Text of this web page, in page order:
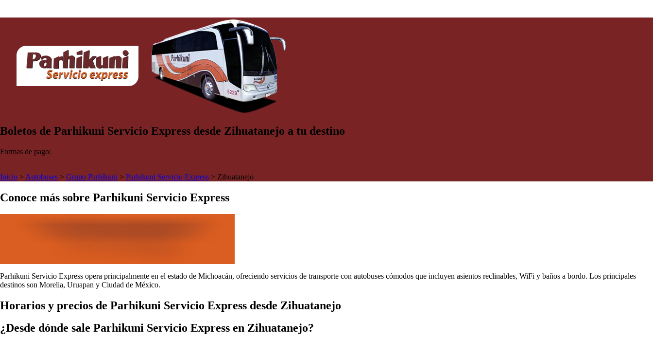
Boletos de Parhikuni Servicio Express desde Zihuatanejo a tu destino
Formas de pago:
Inicio > Autobuses > Grupo Parhíkuni > Parhikuni Servicio Express > Zihuatanejo
Conoce más sobre Parhikuni Servicio Express
Parhikuni Servicio Express opera principalmente en el estado de Michoacán, ofreciendo servicios de transporte con autobuses cómodos que incluyen asientos reclinables, WiFi y baños a bordo. Los principales
destinos son Morelia, Uruapan y Ciudad de México.
Horarios y precios de Parhikuni Servicio Express desde Zihuatanejo
¿Desde dónde sale Parhikuni Servicio Express en Zihuatanejo?